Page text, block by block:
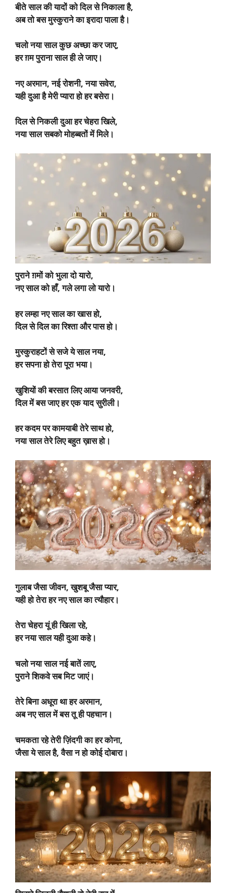
बीते साल की यादों को दिल से निकाला है,
अब तो बस मुस्कुराने का इरादा पाला है।
चलो नया साल कुछ अच्छा कर जाए,
हर ग़म पुराना साल ही ले जाए।
नए अरमान, नई रोशनी, नया सवेरा,
यही दुआ है मेरी प्यारा हो हर बसेरा।
दिल से निकली दुआ हर चेहरा खिले,
नया साल सबको मोहब्बतों में मिले।
पुराने ग़मों को भुला दो यारो,
नए साल को हाँ, गले लगा लो यारो।
हर लम्हा नए साल का खास हो,
दिल से दिल का रिश्ता और पास हो।
मुस्कुराहटों से सजे ये साल नया,
हर सपना हो तेरा पूरा भया।
खुशियों की बरसात लिए आया जनवरी,
दिल में बस जाए हर एक याद सुरीली।
हर कदम पर कामयाबी तेरे साथ हो,
नया साल तेरे लिए बहुत ख़ास हो।
गुलाब जैसा जीवन, खुशबू जैसा प्यार,
यही हो तेरा हर नए साल का त्यौहार।
तेरा चेहरा यूं ही खिला रहे,
हर नया साल यही दुआ कहे।
चलो नया साल नई बातें लाए,
पुराने शिकवे सब मिट जाएं।
तेरे बिना अधूरा था हर अरमान,
अब नए साल में बस तू ही पहचान।
चमकता रहे तेरी ज़िंदगी का हर कोना,
जैसा ये साल है, वैसा न हो कोई दोबारा।